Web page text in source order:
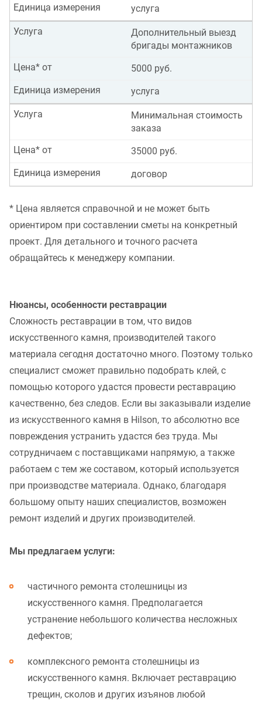
услуга
Единица измерения
Дополнительный выезд
бригады монтажников
Услуга
5000 руб.
Цена* от
услуга
Единица измерения
Минимальная стоимость
заказа
Услуга
35000 руб.
Цена* от
договор
Единица измерения
* Цена является справочной и не может быть
ориентиром при составлении сметы на конкретный
проект. Для детального и точного расчета
обращайтесь к менеджеру компании.
Нюансы, особенности реставрации
Сложность реставрации в том, что видов
искусственного камня, производителей такого
материала сегодня достаточно много. Поэтому только
специалист сможет правильно подобрать клей, с
помощью которого удастся провести реставрацию
качественно, без следов. Если вы заказывали изделие
из искусственного камня в Hilson, то абсолютно все
повреждения устранить удастся без труда. Мы
сотрудничаем с поставщиками напрямую, а также
работаем с тем же составом, который используется
при производстве материала. Однако, благодаря
большому опыту наших специалистов, возможен
ремонт изделий и других производителей.
Мы предлагаем услуги:
частичного ремонта столешницы из
искусственного камня. Предполагается
устранение небольшого количества несложных
дефектов;
комплексного ремонта столешницы из
искусственного камня. Включает реставрацию
трещин, сколов и других изъянов любой